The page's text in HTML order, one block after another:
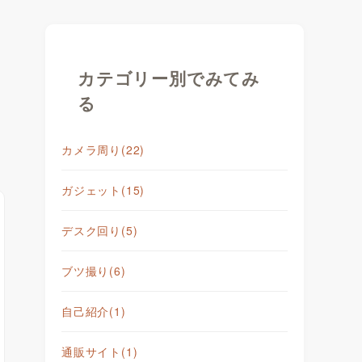
カテゴリー別でみてみ
る
カメラ周り (22)
ガジェット (15)
デスク回り (5)
ブツ撮り (6)
自己紹介(1)
通販サイト (1)